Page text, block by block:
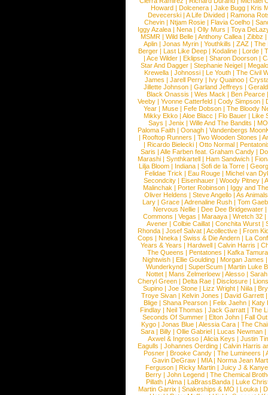
Howard |Dolcenera |Jake Bugg |Kris
Devecerski |A Life Divided |Ramona
Chevin |Ntjam Rosie |Flavia Coelho |
Iggy Azalea | Nena | Olly Murs | Toya
MSMR |Wild Belle |Anthony Callea |Zibbz
Aplin | Jonas Myrin | Youthkills | ZAZ | The
Berger |Last Like Deep |Kodaline |Lorde |
|Ace Wilder |Eklipse |Sharon Doorson |
Star And Dagger | Stephanie Neigel |
Krewella | Johnossi | Le Youth | The Civil
James | Jarell Perry | Ivy Quainoo |
Jillette Johnson | Garland Jeffreys |
Black Onassis | Wes Mack | Ben Pearce
Veeby | Yvonne Catterfeld | Cody Simpson |
Year |Muse |Fefe Dobson |The Bloody
Mikky Ekko | Aloe Blacc | Flo Bauer | Like
Says | Jenix | Wille And The Bandits | MO
Paloma Faith |Oonagh |Vandenbergs
|Rooftop Runners |Two Wooden Stones |
| Ricardo Bielecki | Otto Normal |
Saris | Alle Farben feat. Graham Candy |
Marashi | Synthkartell | Ham Sandwich |
Lilja Bloom | Indiana | Sofi de la Torre |
Felidae Trick | Eau Rouge | Michel van
Secondcity |Eisenhauer |Woody Pitney |
Malinchak |Porter Robinson | Iggy and
Oliver Heldens |Steve Angello |As Animals
Lary | Grace | Adrenaline Rush | Tom
Nervous Nellie | Dee Dee Bridgewater |
Commons |Vegas |Maraaya |Wretch 32 |
Avener | Colbie Caillat | Conchita Wurst |
Rhonda | Josef Salvat | Acollective | From
Cops | Nneka | Swiss & Die Andern | La
Years & Years |Hardwell |Calvin Harris |
The Queens | Pentatones | Kafka Tamura
Nightwish |Ellie Goulding |Morgan James
Wunderkynd | SuperScum | Martin Luke
Nottet |Mans Zelmerloew |Alesso |
Cheryl Green |Delta Rae |Disclosure |
Supino |Joe Stone |Lizz Wright |Niila |
Troye Sivan | Kelvin Jones | David Garrett
Blige | Shana Pearson | Felix Jaehn | Katy
Findlay |Neil Thomas |Jack Garratt |The
Seconds Of Summer |Elton John |Fall
Kygo |Jonas Blue |Alessia Cara |The
Sara |Billy |Ollie Gabriel |Lucas Newman |
Axwel & Ingrosso | Alicia Keys | Justin
Eagulls |Johannes Oerding |Calvin Harris
Posner |Brooke Candy |The Lumineers |
Gavin DeGraw | MIA| Norma Jean
Ferguson | Ricky Martin | Juicy J &
Berry | John Legend | The Chemical
Pillath |Alma |LaBrassBanda |Luke
Martin Garrix | Snakeships & MO | Louka |